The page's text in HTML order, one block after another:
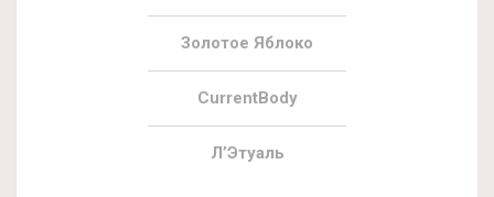
Золотое Яблоко
CurrentBody
Л’Этуаль